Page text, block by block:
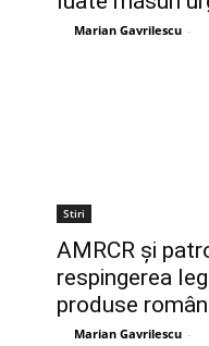
Marian Gavrilescu -
Stiri
AMRCR şi
respingerea
produse
Marian Gavrilescu -